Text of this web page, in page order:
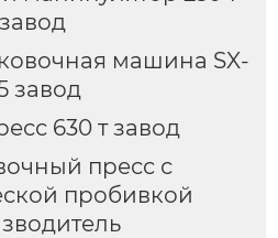
завод
машина SX-
завод
630 т завод
пресс с
пробивкой